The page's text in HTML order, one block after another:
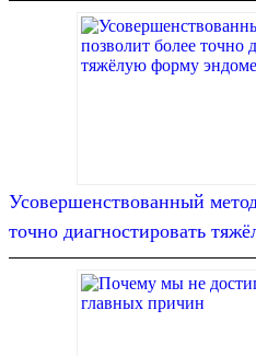
Усовершенствованный
точно диагностировать